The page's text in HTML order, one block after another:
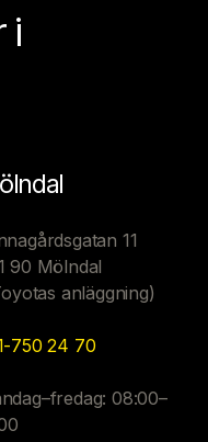
i
11
90 Mölndal
anläggning)
750 24 70
08:00–